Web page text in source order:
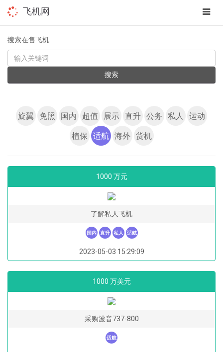
app
飞机网
搜索在售飞机
KEYWORD
搜索
旋翼 免照 国内 超值 展示 直升 公务 私人
运动
植保 适航 海外 货机
1000 万元
了解私人飞机
国内 直升 私人 适航
2023-05-03 15:29:09
1000 万美元
采购波音737-800
适航